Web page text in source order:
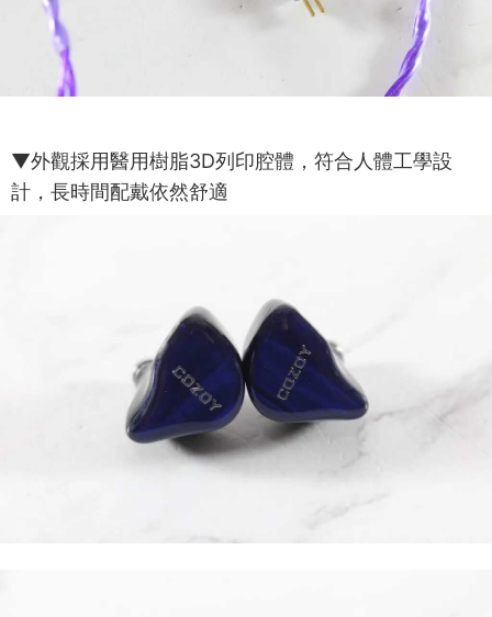
▼外觀採用醫用樹脂3D列印腔體，符合人體工學設
計，長時間配戴依然舒適